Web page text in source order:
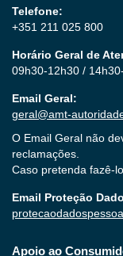
Telefone:
+351 211 025 800
Horário Geral de
09h30-12h30 /
Email Geral:
geral@amt-
O Email Geral não
reclamações.
Caso pretenda fazê-lo,
Email Proteção
Apoio ao